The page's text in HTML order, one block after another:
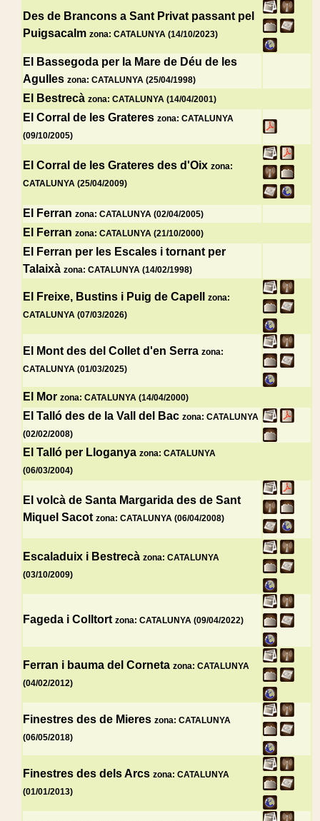
Des de Brancons a Sant Privat passant pel
Puigsacalm zona: CATALUNYA (14/10/2023)
El Bassegoda per la Mare de Déu de les
Agulles zona: CATALUNYA (25/04/1998)
El Bestrecà zona: CATALUNYA (14/04/2001)
El Corral de les Grateres zona: CATALUNYA
(09/10/2005)
El Corral de les Grateres des d'Oix zona:
CATALUNYA (25/04/2009)
El Ferran zona: CATALUNYA (02/04/2005)
El Ferran zona: CATALUNYA (21/10/2000)
El Ferran per les Escales i tornant per
Talaixà zona: CATALUNYA (14/02/1998)
El Freixe, Bustins i Puig de Capell
zona:
CATALUNYA (07/03/2026)
El Mont des del Collet d'en Serra zona:
CATALUNYA (01/03/2025)
El Mor zona: CATALUNYA (14/04/2000)
El Talló des de la Vall del Bac zona: CATALUNYA
(02/02/2008)
El Talló per Lloganya zona: CATALUNYA
(06/03/2004)
El volcà de Santa Margarida des de Sant
Miquel Sacot zona: CATALUNYA (06/04/2008)
Escaladuix i Bestrecà zona: CATALUNYA
(03/10/2009)
Fageda i Colltort zona: CATALUNYA (09/04/2022)
Ferran i bauma del Corneta zona: CATALUNYA
(04/02/2012)
Finestres des de Mieres zona: CATALUNYA
(06/05/2018)
Finestres des dels Arcs zona: CATALUNYA
(01/01/2013)